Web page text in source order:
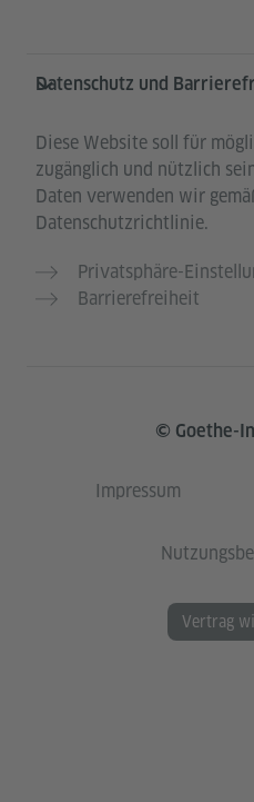
Datenschutz und
Diese Website soll für
zugänglich und nützlich
Daten verwenden wir
Datenschutzrichtlinie.
Privatsphäre-
Barrierefreiheit
© Goethe-
Impressum
Vertrag